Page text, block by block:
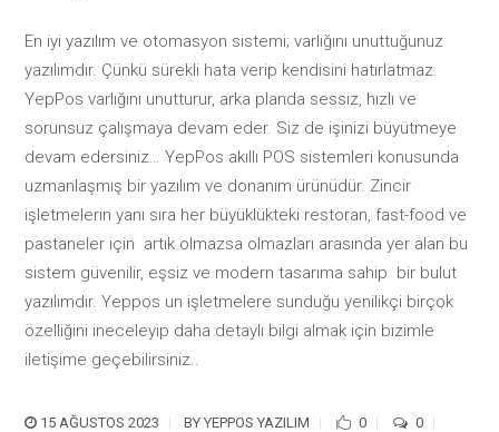
En iyi yazılım ve otomasyon sistemi; varlığını unuttuğunuz
yazılımdır. Çünkü sürekli hata verip kendisini hatırlatmaz.
YepPos varlığını unutturur, arka planda sessiz, hızlı ve
sorunsuz çalışmaya devam eder. Siz de işinizi büyütmeye
devam edersiniz… YepPos akıllı POS sistemleri konusunda
uzmanlaşmış bir yazılım ve donanım ürünüdür. Zincir
işletmelerin yanı sıra her büyüklükteki restoran, fast-food ve
pastaneler için artık olmazsa olmazları arasında yer alan bu
sistem güvenilir, eşsiz ve modern tasarıma sahip bir bulut
yazılımdır. Yeppos un işletmelere sunduğu yenilikçi birçok
özelliğini ineceleyip daha detaylı bilgi almak için bizimle
iletişime geçebilirsiniz..
15 AĞUSTOS 2023 BYYEPPOS YAZILIM 0 0